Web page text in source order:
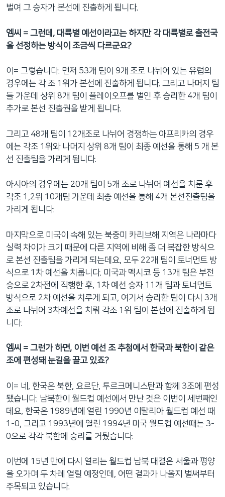
등벌여 그 승자가 본선에 진출하게 됩니다.
엠씨 = 그런데, 대륙별 예선이라고는 하지만 각 대륙별로 출전국
을 선정하는 방식이 조금씩 다르군요?
이= 그렇습니다. 먼저 53개 팀이 9개 조로 나뉘어 있는 유럽의
경우에는 각 조 1위가 본선에 진출하게 됩니다. 그리고 나머지 팀
들 가운데 상위 8개 팀이 플레이오프를 벌인 후 승리한 4개 팀이
추가로 본선 진출권을 받게 됩니다.
그리고 48개 팀이 12개조로 나뉘어 경쟁하는 아프리카의 경우
에는 각조 1위와 나머지 상위 8개 팀이 최종 예선을 통해 5 개 본
선 진출팀을 가리게 됩니다.
아시아의 경우에는 20개 팀이 5개 조로 나뉘어 예선을 치룬 후
각조 1,2위 10개팀 가운데 최종 예선을 통해 4개 본선진출팀을
가리게 됩니다.
마지막으로 미국이 속해 있는 북중미 카리브해 지역은 나라마다
실력 차이가 크기 때문에 다른 지역에 비해 좀 더 복잡한 방식으
로 본선 진출팀을 가리게 되는데요, 모두 22개 팀이 토너먼트 방
식으로 1차 예선을 치룹니다. 미국과 멕시코 등 13개 팀은 부전
승으로 2차전에 직행한 후, 1차 예선 승자 11개 팀과 토너먼트
방식으로 2차 예선을 치루게 되고, 여기서 승리한 팀이 다시 3개
조로 나뉘어 3차예선을 치뤄 각조 1위 팀이 본선에 진출하게 됩
니다.
엠씨 = 그런가 하면, 이번 예선 조 추첨에서 한국과 북한이 같은
조에 편성돼 눈길을 끌고 있죠?
이= 네, 한국은 북한, 요르단, 투르크메니스탄과 함께 3조에 편성
됐습니다. 남북한이 월드컵 예선에서 만난 것은 이번이 세번째인
데요, 한국은 1989년에 열린 1990년 이탈리아 월드컵 예선 때
1-0, 그리고 1993년에 열린 1994년 미국 월드컵 예선때는 3-
0으로 각각 북한에 승리를 거뒀습니다.
이번에 15년 만에 다시 열리는 월드컵 남북 대결은 서울과 평양
을 오가며 두 차례 열릴 예정인데, 어떤 결과가 나올지 벌써부터
주목되고 있습니다.